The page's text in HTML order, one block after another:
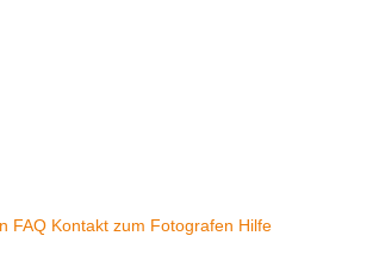
FAQ Kontakt zum Fotografen Hilfe